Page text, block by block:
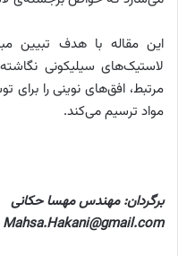
این مقاله با هدف تبیین
لاستیک‌های سیلیکونی
مرتبط، افق‌های نوینی را برای
مواد ترسیم می‌کند.
برگردان: مهندس مهسا حکانی
Mahsa.Hakani@gmail.com